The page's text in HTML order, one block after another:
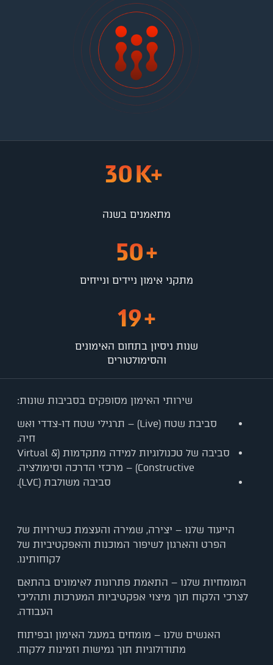
30K+
מתאמנים בשנה
50+
מתקני אימון ניידים ונייחים
19+
שנות ניסיון בתחום האימונים
והסימולטורים
שירותי האימון מסופקים בסביבות שונות:
סביבת שטח (Live) – תרגילי שטח דו-צדדי ואש
חיה.
סביבה של טכנולוגיות למידה מתקדמות (Virtual &
Constructive) – מרכזי הדרכה וסימולציה.
סביבה משולבת (LVC).
הייעוד שלנו – יצירה, שמירה והעצמת כשירויות של
הפרט והארגון לשיפור המוכנות והאפקטיביות של
לקוחותינו.
המומחיות שלנו – התאמת פתרונות לאימונים בהתאם
לצרכי הלקוח תוך מיצוי אפקטיביות המערכות ותהליכי
העבודה.
האנשים שלנו – מומחים במעגל האימון ובפיתוח
מתודולוגיות תוך גמישות וזמינות ללקוח.